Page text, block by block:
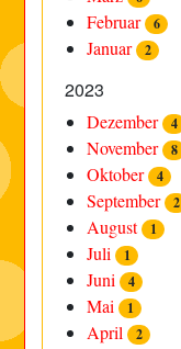
Februar 6
Januar 2
2023
Dezember 4
November 8
Oktober 4
September 2
August 1
Juli 1
Juni 4
Mai 1
April 2